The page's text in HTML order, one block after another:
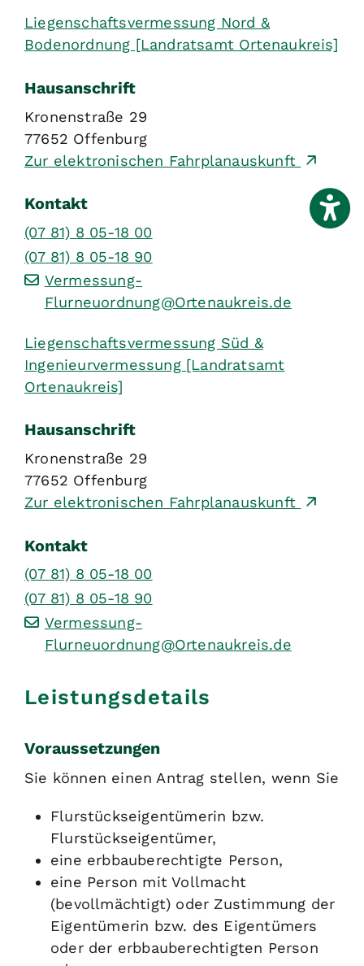
Liegenschaftsvermessung Nord &
Bodenordnung [Landratsamt Ortenaukreis]
Hausanschrift
Kronenstraße 29
77652 Offenburg
Zur elektronischen Fahrplanauskunft
Kontakt
(07 81) 8 05-18 00
(07 81) 8 05-18 90
Vermessung-
Flurneuordnung@Ortenaukreis.de
Liegenschaftsvermessung Süd &
Ingenieurvermessung [Landratsamt
Ortenaukreis]
Hausanschrift
Kronenstraße 29
77652 Offenburg
Zur elektronischen Fahrplanauskunft
Kontakt
(07 81) 8 05-18 00
(07 81) 8 05-18 90
Vermessung-
Flurneuordnung@Ortenaukreis.de
Leistungsdetails
Voraussetzungen
Sie können einen Antrag stellen, wenn Sie
Flurstückseigentümerin bzw.
Flurstückseigentümer,
eine erbbauberechtigte Person,
eine Person mit Vollmacht
(bevollmächtigt) oder Zustimmung der
Eigentümerin bzw. des Eigentümers
oder der erbbauberechtigten Person